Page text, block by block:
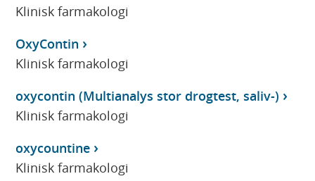
Klinisk farmakologi
OxyContin
Klinisk farmakologi
oxycontin (Multianalys stor drogtest, saliv-)
Klinisk farmakologi
oxycountine
Klinisk farmakologi